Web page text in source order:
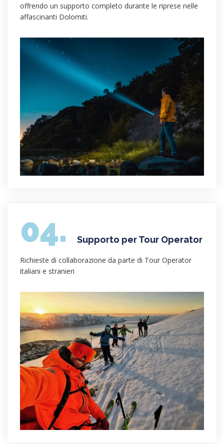
offrendo un supporto completo durante le riprese nelle
affascinanti Dolomiti.
04. Supporto per Tour Operator
Richieste di collaborazione da parte di Tour Operator
italiani e stranieri